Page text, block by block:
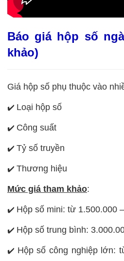
Báo giá hộp số
khảo)
Giá hộp số phụ thuộc vào
✔️ Loại hộp số
✔️ Công suất
✔️ Tỷ số truyền
✔️ Thương hiệu
Mức giá tham khảo:
✔️ Hộp số mini: từ 1.500.000
✔️ Hộp số trung bình:
✔️ Hộp số công nghiệp lớn: